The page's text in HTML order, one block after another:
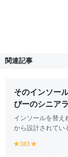
関連記事
そのインソー
ぴーのシニア
インソールを替え
から設計されてい
y
383